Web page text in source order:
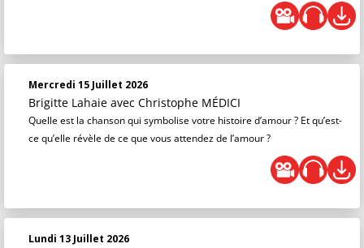
Mercredi 15 Juillet 2026
Brigitte Lahaie avec Christophe MÉDICI
Quelle est la chanson qui symbolise votre histoire d’amour ? Et qu’est-
ce qu’elle révèle de ce que vous attendez de l’amour ?
Lundi 13 Juillet 2026